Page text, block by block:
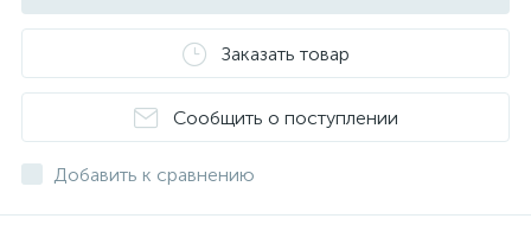
Заказать товар
Сообщить о поступлении
Добавить к сравнению